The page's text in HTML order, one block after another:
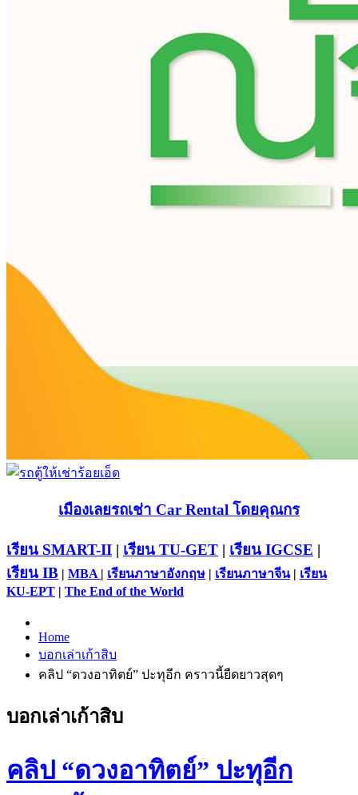
เมืองเลยรถเช่า Car Rental โดยคุณกร
เรียน SMART-II | เรียน TU-GET | เรียน IGCSE |
เรียน IB | MBA | เรียนภาษาอังกฤษ | เรียนภาษาจีน| เรียน
KU-EPT | The End of the World
Home
บอกเล่าเก้าสิบ
คลิป “ดวงอาทิตย์” ปะทุอีก คราวนี้ยืดยาวสุดๆ
บอกเล่าเก้าสิบ
คลิป “ดวงอาทิตย์” ปะทุอีก